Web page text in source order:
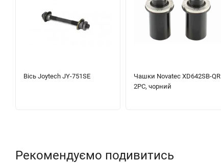
Вісь Joytech JY-751SE
Чашки Novatec XD642SB-QR
2PC, чорний
Рекомендуємо подивитись